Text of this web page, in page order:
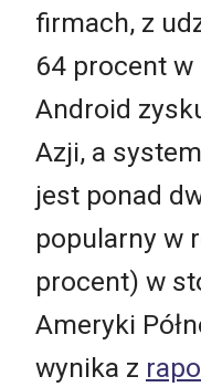
firmach, z
64 procent
Android
Azji, a
jest ponad
popularny w
procent) w
Ameryki
wynika z